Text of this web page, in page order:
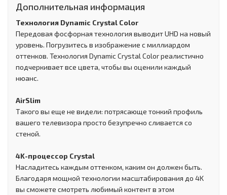
Дополнительная информация
Технология Dynamic Crystal Color
Передовая фосфорная технология выводит UHD на новый
уровень. Погрузитесь в изображение с миллиардом
оттенков. Технология Dynamic Crystal Color реалистично
подчеркивает все цвета, чтобы вы оценили каждый
нюанс.
AirSlim
Такого вы еще не видели: потрясающе тонкий профиль
вашего телевизора просто безупречно сливается со
стеной.
4K-процессор Crystal
Насладитесь каждым оттенком, каким он должен быть.
Благодаря мощной технологии масштабирования до 4K
вы сможете смотреть любимый контент в этом